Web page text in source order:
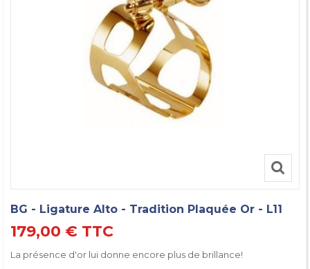
BG - Ligature Alto - Tradition Plaquée Or - L11
179,00 € TTC
La présence d'or lui donne encore plus de brillance!